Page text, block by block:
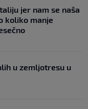
jer nam se naša
koliko manje
u zemljotresu u